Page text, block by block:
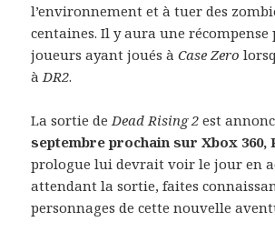
l’environnement et à tuer des
centaines. Il y aura une récompense
joueurs ayant joués àCase Zero
à DR2.
La sortie de Dead Rising 2 est
septembre prochain sur Xbox 360,
prologue lui devrait voir le jour en
attendant la sortie, faites
personnages de cette nouvelle